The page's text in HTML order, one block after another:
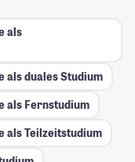
als
als duales Studium
als Fernstudium
als Teilzeitstudium